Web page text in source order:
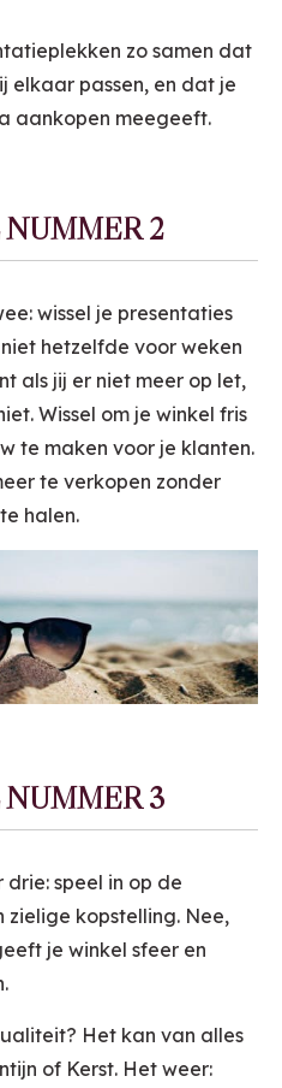
zo samen dat
elkaar passen, en dat je
aankopen meegeeft.
NUMMER 2
wissel je presentaties
hetzelfde voor weken
als jij er niet meer op let,
Wissel om je winkel fris
te maken voor je klanten.
te verkopen zonder
halen.
NUMMER 3
speel in op de
zielige kopstelling. Nee,
je winkel sfeer en
Het kan van alles
of Kerst. Het weer: